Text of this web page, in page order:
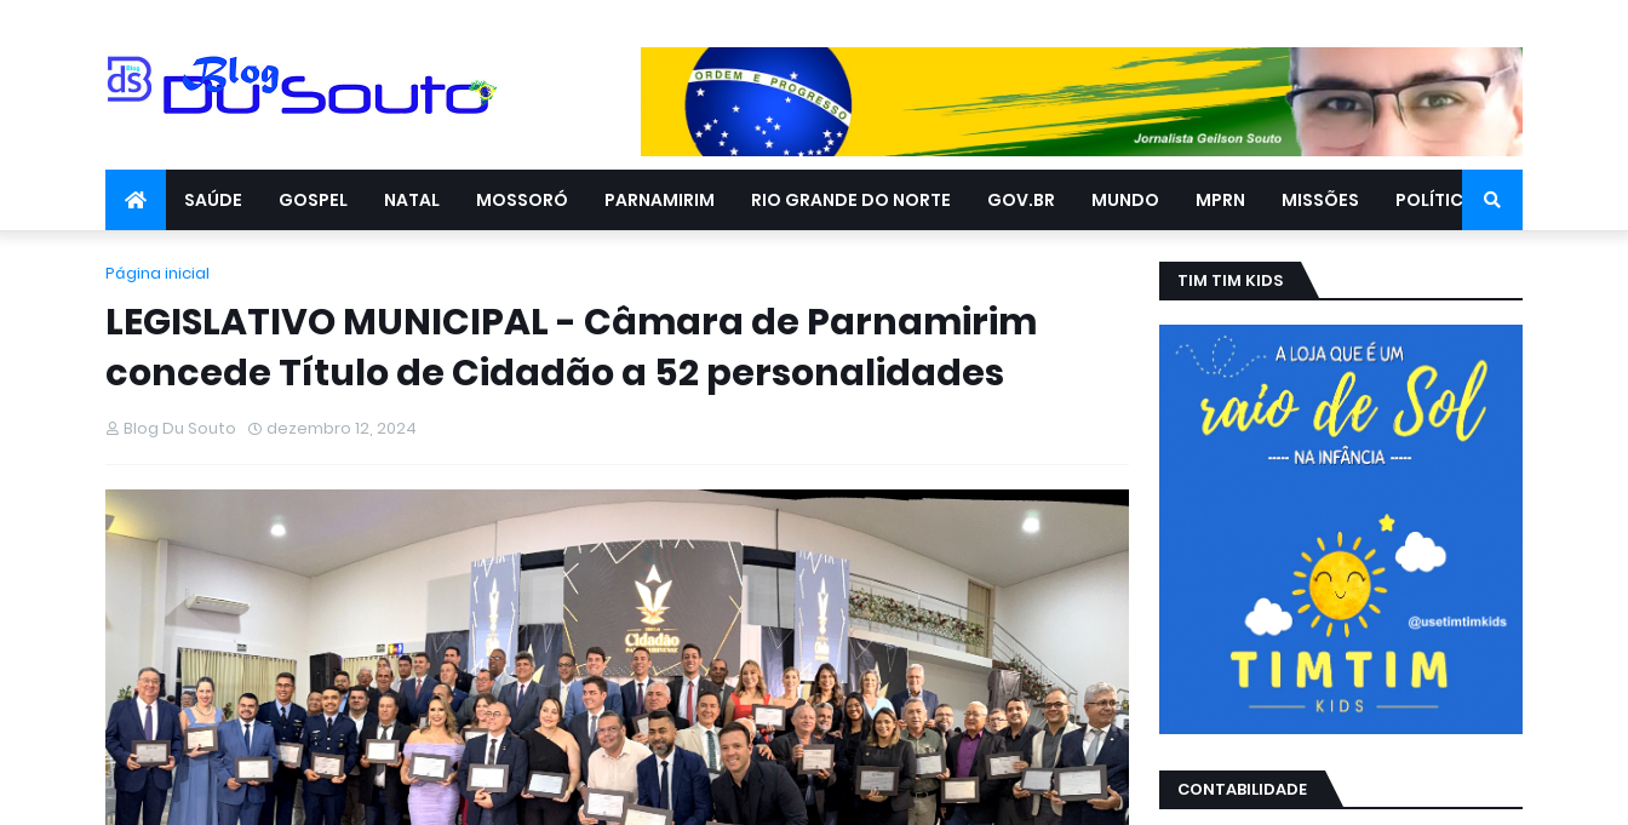
SAÚDE GOSPEL NATAL MOSSORÓ PARNAMIRIM RIO GRANDE DO NORTE GOV.BR MUNDO MPRN MISSÕES POLÍTICA
Página inicial
LEGISLATIVO MUNICIPAL - Câmara de Parnamirim
concede Título de Cidadão a 52 personalidades
Blog Du Souto dezembro 12, 2024
TIM TIM KIDS
CONTABILIDADE